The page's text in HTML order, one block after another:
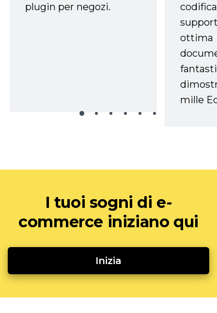
plugin per negozi.
ottima
mille
I tuoi sogni di e-
commerce iniziano qui
Inizia